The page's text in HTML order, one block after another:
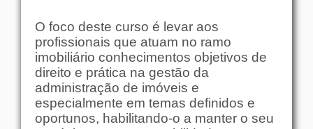
O foco deste curso é levar aos
profissionais que atuam no ramo
imobiliário conhecimentos objetivos de
direito e prática na gestão da
administração de imóveis e
especialmente em temas definidos e
oportunos, habilitando-o a manter o seu